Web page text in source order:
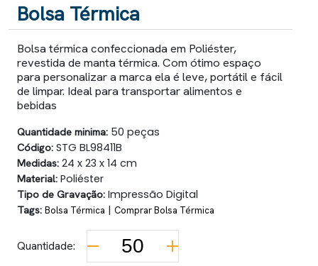
Bolsa Térmica
Bolsa térmica confeccionada em Poliéster,
revestida de manta térmica. Com ótimo espaço
para personalizar a marca ela é leve, portátil e fácil
de limpar. Ideal para transportar alimentos e
bebidas
Quantidade minima: 50 peças
Código: STG BL98411B
Medidas: 24 x 23 x 14 cm
Material: Poliéster
Tipo de Gravação: Impressão Digital
Tags: Bolsa Térmica | Comprar Bolsa Térmica
Quantidade: